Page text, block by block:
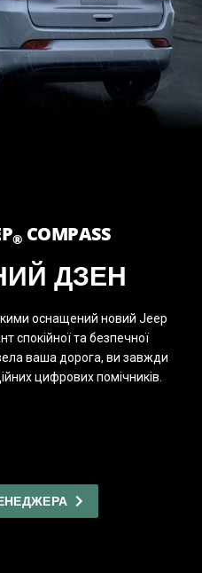
® COMPASS
ДЗЕН
оснащений новий Jeep
спокійної та безпечної
ваша дорога, ви завжди
цифрових помічників.